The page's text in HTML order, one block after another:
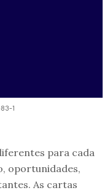
1
para cada
oportunidades,
As cartas